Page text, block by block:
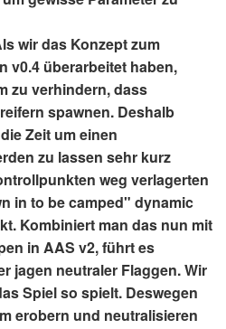
wir das Konzept zum
v0.4 überarbeitet haben,
zu verhindern, dass
spawnen. Deshalb
Zeit um einen
zu lassen sehr kurz
weg verlagerten
in to be camped" dynamic
Kombiniert man das nun mit
in AAS v2, führt es
jagen neutraler Flaggen. Wir
Spiel so spielt. Deswegen
erobern und neutralisieren